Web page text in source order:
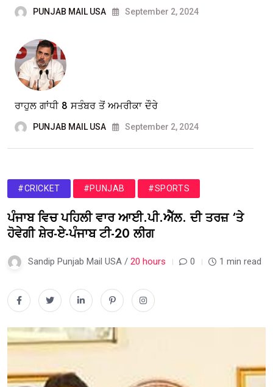
PUNJAB MAIL USA September 2, 2024
ਰਾਹੁਲ ਗਾਂਧੀ 8 ਸਤੰਬਰ ਤੋਂ ਅਮਰੀਕਾ ਦੌਰੇ
PUNJAB MAIL USA September 2, 2024
#CRICKET #PUNJAB #SPORTS
ਪੰਜਾਬ ਵਿਚ ਪਹਿਲੀ ਵਾਰ ਆਈ.ਪੀ.ਐੱਲ. ਦੀ ਤਰਜ਼ ‘ਤੇ
ਹੋਵੇਗੀ ਸ਼ੇਰ-ਏ-ਪੰਜਾਬ ਟੀ-20 ਲੀਗ
Sandip Punjab Mail USA / 20 hours 0 1 min read